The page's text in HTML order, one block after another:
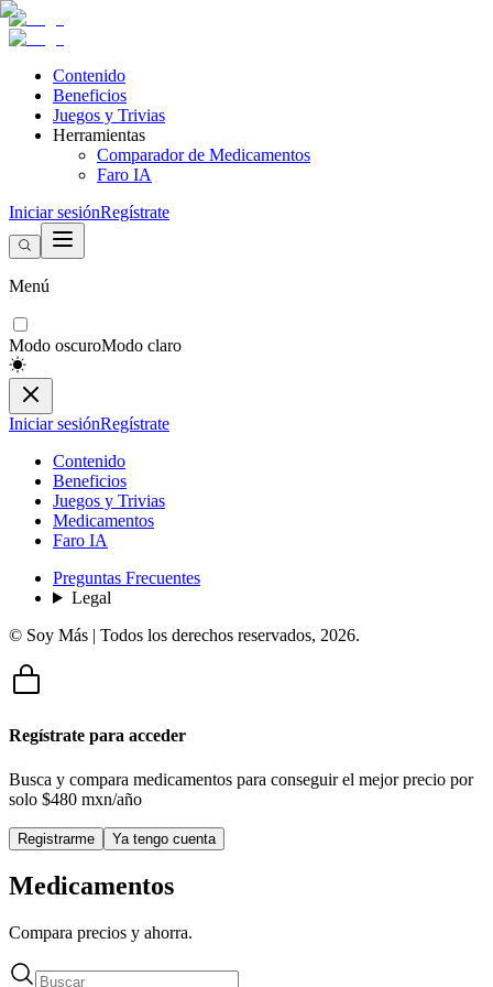
Contenido
Beneficios
Juegos y Trivias
Herramientas
Comparador de Medicamentos
Faro IA
Iniciar sesiónRegístrate
Menú
Modo oscuroModo claro
Iniciar sesiónRegístrate
Contenido
Beneficios
Juegos y Trivias
Medicamentos
Faro IA
Preguntas Frecuentes
Legal
© Soy Más | Todos los derechos reservados, 2026.
Regístrate para acceder
Busca y compara medicamentos para conseguir el mejor precio por
solo $480 mxn/año
Registrarme Ya tengo cuenta
Medicamentos
Compara precios y ahorra.